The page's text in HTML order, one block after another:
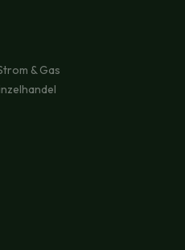
& Gas